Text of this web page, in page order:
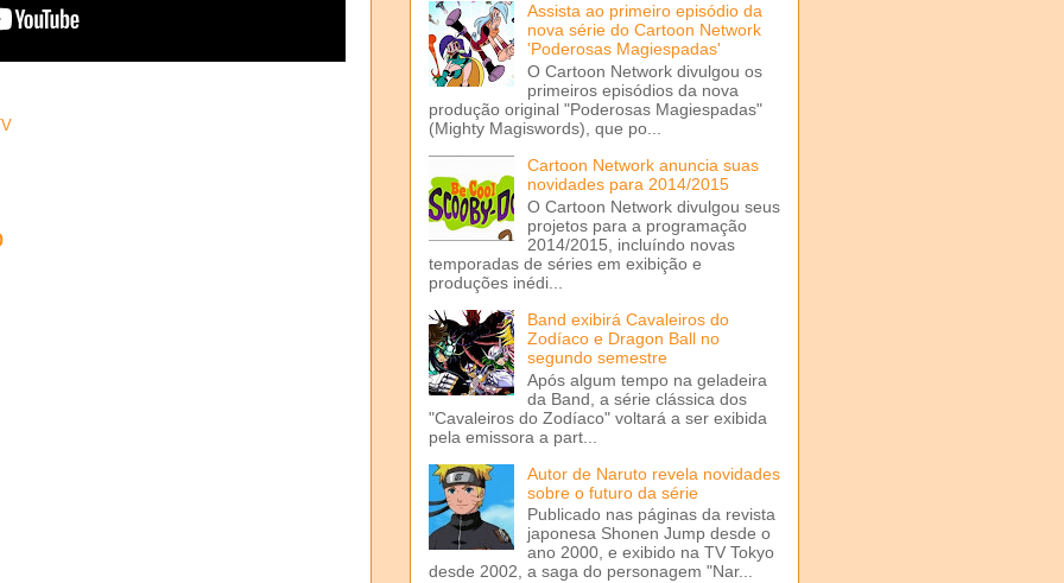
Assista ao primeiro episódio da
nova série do Cartoon Network
'Poderosas Magiespadas'
O Cartoon Network divulgou os
primeiros episódios da nova
produção original "Poderosas Magiespadas"
(Mighty Magiswords), que po...
Cartoon Network anuncia suas
novidades para 2014/2015
O Cartoon Network divulgou seus
projetos para a programação
2014/2015, incluíndo novas
temporadas de séries em exibição e
produções inédi...
Band exibirá Cavaleiros do
Zodíaco e Dragon Ball no
segundo semestre
Após algum tempo na geladeira
da Band, a série clássica dos
"Cavaleiros do Zodíaco" voltará a ser exibida
pela emissora a part...
Autor de Naruto revela novidades
sobre o futuro da série
Publicado nas páginas da revista
japonesa Shonen Jump desde o
ano 2000, e exibido na TV Tokyo
desde 2002, a saga do personagem "Nar...